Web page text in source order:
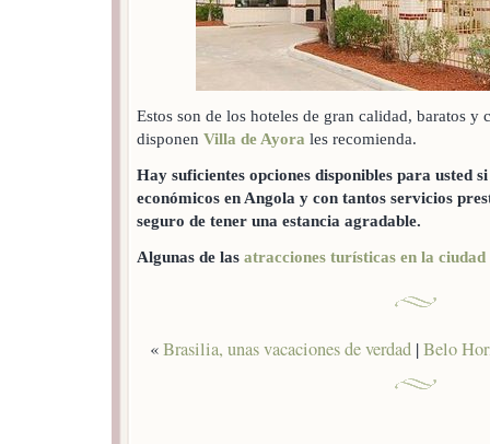
Estos son de los hoteles de gran calidad, baratos y
disponen Villa de Ayora les recomienda.
Hay suficientes opciones disponibles para usted
económicos en Angola y con tantos servicios
seguro de tener una estancia agradable.
Algunas de las atracciones turísticas en la ciudad
«Brasilia, unas vacaciones de verdad |Belo